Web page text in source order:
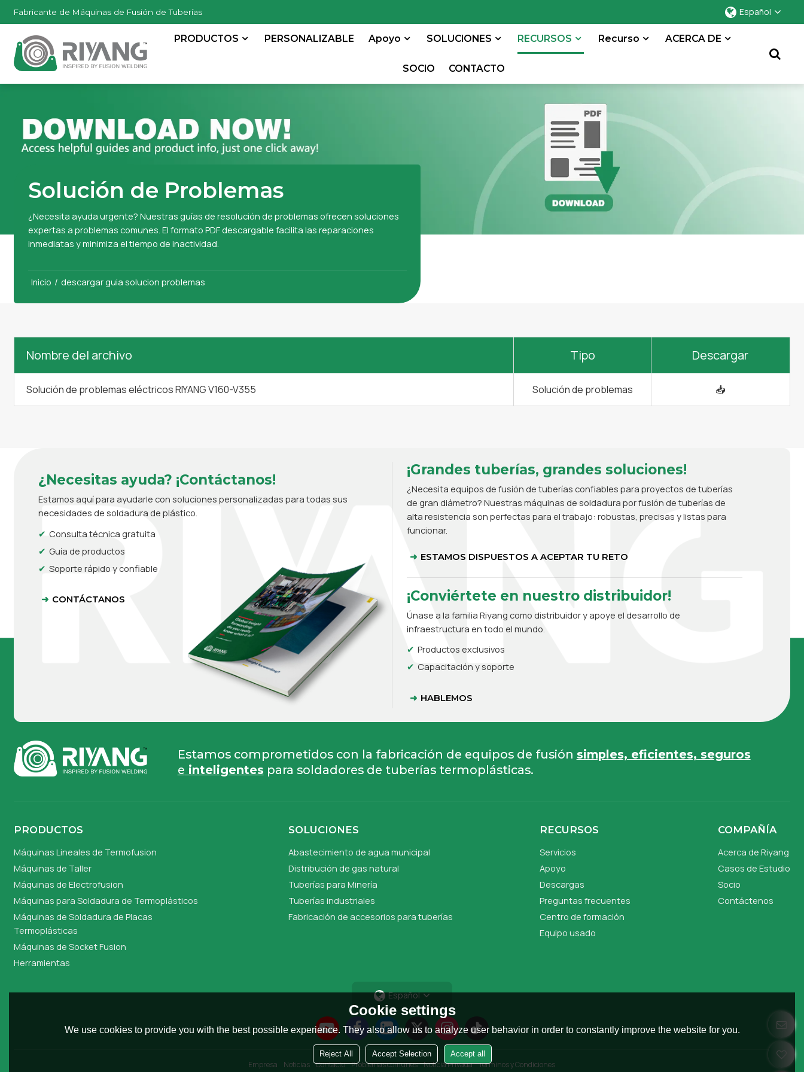
Fabricante de Máquinas de Fusión de Tuberías Español
PRODUCTOS PERSONALIZABLE Apoyo SOLUCIONES RECURSOS Recurso ACERCA DE
SOCIO CONTACTO
Solución de Problemas
¿Necesita ayuda urgente? Nuestras guías de resolución de problemas ofrecen soluciones
expertas a problemas comunes. El formato PDF descargable facilita las reparaciones
inmediatas y minimiza el tiempo de inactividad.
Inicio / descargar guia solucion problemas
Nombre del archivo Tipo Descargar
Solución de problemas eléctricos RIYANG V160-V355 Solución de problemas 📥
¿Necesitas ayuda? ¡Contáctanos!
Estamos aquí para ayudarle con soluciones personalizadas para todas sus
necesidades de soldadura de plástico.
Consulta técnica gratuita
Guía de productos
Soporte rápido y confiable
CONTÁCTANOS
¡Grandes tuberías, grandes soluciones!
¿Necesita equipos de fusión de tuberías confiables para proyectos de tuberías
de gran diámetro? Nuestras máquinas de soldadura por fusión de tuberías de
alta resistencia son perfectas para el trabajo: robustas, precisas y listas para
funcionar.
ESTAMOS DISPUESTOS A ACEPTAR TU RETO
¡Conviértete en nuestro distribuidor!
Únase a la familia Riyang como distribuidor y apoye el desarrollo de
infraestructura en todo el mundo.
Productos exclusivos
Capacitación y soporte
HABLEMOS
Estamos comprometidos con la fabricación de equipos de fusión simples, eficientes, seguros
e inteligentes para soldadores de tuberías termoplásticas.
PRODUCTOS
Máquinas Lineales de Termofusion
Máquinas de Taller
Máquinas de Electrofusion
Máquinas para Soldadura de Termoplásticos
Máquinas de Soldadura de Placas
Termoplásticas
Máquinas de Socket Fusion
Herramientas
SOLUCIONES
Abastecimiento de agua municipal
Distribución de gas natural
Tuberías para Minería
Tuberías industriales
Fabricación de accesorios para tuberías
RECURSOS
Servicios
Apoyo
Descargas
Preguntas frecuentes
Centro de formación
Equipo usado
COMPAÑÍA
Acerca de Riyang
Casos de Estudio
Socio
Contáctenos
Español
Empresa Noticias Contacto Problemas comunes Noticia Privada Términos y Condiciones
Cookie settings
We use cookies to provide you with the best possible experience. They also allow us to analyze user behavior in order to constantly improve the website for you.
Reject All Accept Selection Accept all